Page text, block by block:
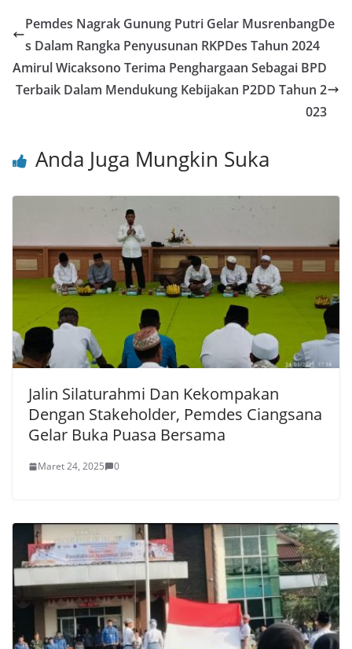
e
b
o
o
er l s
A
p
p
e
st
e
Pemdes Nagrak Gunung Putri Gelar MusrenbangDe
s Dalam Rangka Penyusunan RKPDes Tahun 2024
Amirul Wicaksono Terima Penghargaan Sebagai BPD
Terbaik Dalam Mendukung Kebijakan P2DD Tahun 2
023
Anda Juga Mungkin Suka
Jalin Silaturahmi Dan Kekompakan
Dengan Stakeholder, Pemdes Ciangsana
Gelar Buka Puasa Bersama
Maret 24, 2025 0